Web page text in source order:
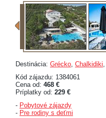
Destinácia: Grécko, Chalkidiki,
Kód zájazdu: 1384061
Cena od: 468 €
Príplatky od: 229 €
- Pobytové zájazdy
- Pre rodiny s deťmi